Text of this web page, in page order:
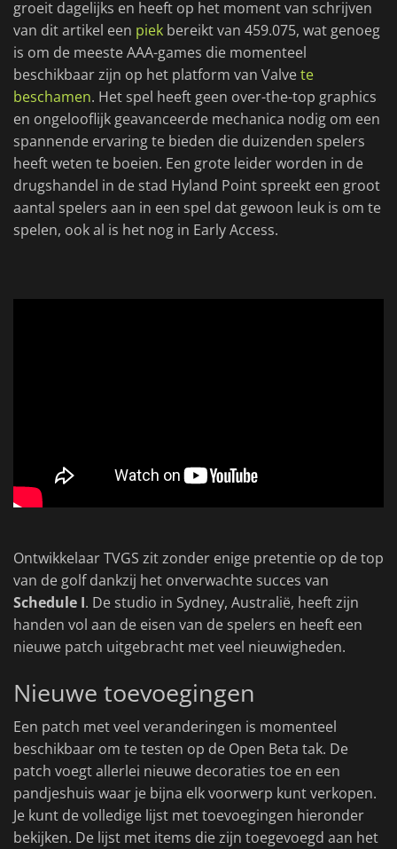
groeit dagelijks en heeft op het moment van schrijven
van dit artikel een piek bereikt van 459.075, wat genoeg
is om de meeste AAA-games die momenteel
beschikbaar zijn op het platform van Valvete
beschamen. Het spel heeft geen over-the-top graphics
en ongelooflijk geavanceerde mechanica nodig om een
spannende ervaring te bieden die duizenden spelers
heeft weten te boeien. Een grote leider worden in de
drugshandel in de stad Hyland Point spreekt een groot
aantal spelers aan in een spel dat gewoon leuk is om te
spelen, ook al is het nog in Early Access.
Ontwikkelaar TVGS zit zonder enige pretentie op de top
van de golf dankzij het onverwachte succes van
Schedule I. De studio in Sydney, Australië, heeft zijn
handen vol aan de eisen van de spelers en heeft een
nieuwe patch uitgebracht met veel nieuwigheden.
Nieuwe toevoegingen
Een patch met veel veranderingen is momenteel
beschikbaar om te testen op de Open Beta tak. De
patch voegt allerlei nieuwe decoraties toe en een
pandjeshuis waar je bijna elk voorwerp kunt verkopen.
Je kunt de volledige lijst met toevoegingen hieronder
bekijken. De lijst met items die zijn toegevoegd aan het